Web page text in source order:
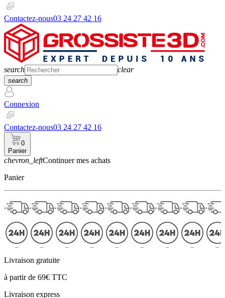
Contactez-nous03 24 27 42 16
search clear
search
Connexion
Contactez-nous03 24 27 42 16
0
Panier
chevron_leftContinuer mes achats
Panier
Livraison gratuite
à partir de 69€ TTC
Livraison express